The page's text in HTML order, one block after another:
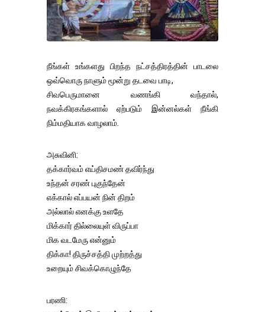
நீங்கள் உங்களது பிறந்த நட்சத்திரத்தின் பாடலை
ஒவ்வொரு நாளும் மூன்று தடவை பாடி,
சிவபெருமானை வணங்கி வந்தால்,
நவக்கிரகங்களால் ஏற்படும் இன்னல்கள் நீங்கி
நிம்மதியாக வாழலாம்.
அசுவினி:
தக்கார்வம் எய்திசமண் தவிர்ந்து
உந்தன் சரண் புகுந்தேன்
எக்கால் எப்பயன் நின் திறம்
அல்லால் எனக்கு உளதே
மிக்கார் தில்லையுள் விருப்பா
மிக வடமேரு என்னும்
திக்கா! திருச்சத்தி முற்றத்து
உறையும் சிவக்கொழுந்தே
பரணி: